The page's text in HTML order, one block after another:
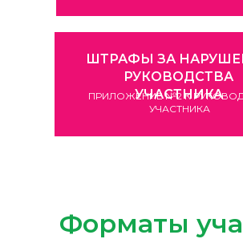
ШТРАФЫ ЗА
РУКОВОДСТВА
УЧАСТНИКА
ПРИЛОЖЕНИЕ №2 К
УЧАСТНИКА
Форматы